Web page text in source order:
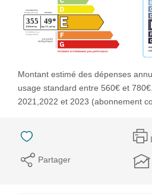
Montant estimé des dépenses
usage standard entre 560€ et
2021,2022 et 2023 (abonnement
Partager